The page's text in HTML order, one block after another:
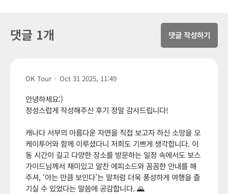
댓글 1개 댓글 작성하기
OK Tour · Oct 31 2025, 11:49
안녕하세요:)
정성스럽게 작성해주신 후기 정말 감사드립니다!
캐나다 서부의 아름다운 자연을 직접 보고자 하신 소망을 오
케이투어와 함께 이루셨다니 저희도 기쁘게 생각합니다. 이
동 시간이 길고 다양한 장소를 방문하는 일정 속에서도 보스
가이드님께서 재미있고 알찬 에피소드와 꼼꼼한 안내를 해
주셔, ‘아는 만큼 보인다’는 말처럼 더욱 풍성하게 여행을 즐
기실 수 있었다는 말씀에 공감합니다. 🌄